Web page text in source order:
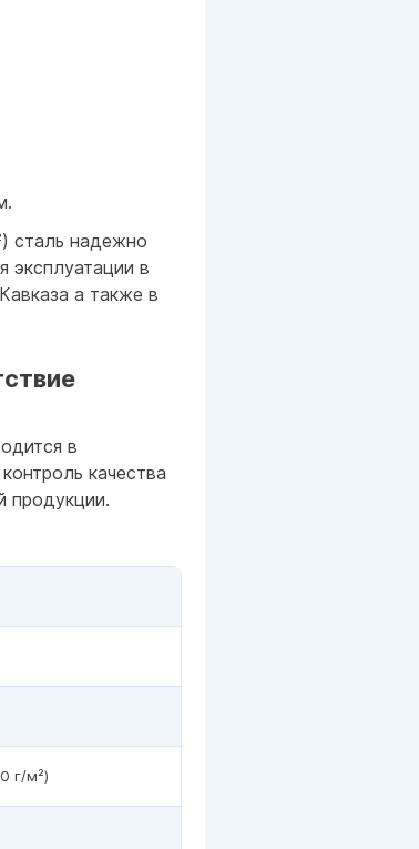
сталь надежно
эксплуатации в
а также в
в
качества
продукции.
г/м²)